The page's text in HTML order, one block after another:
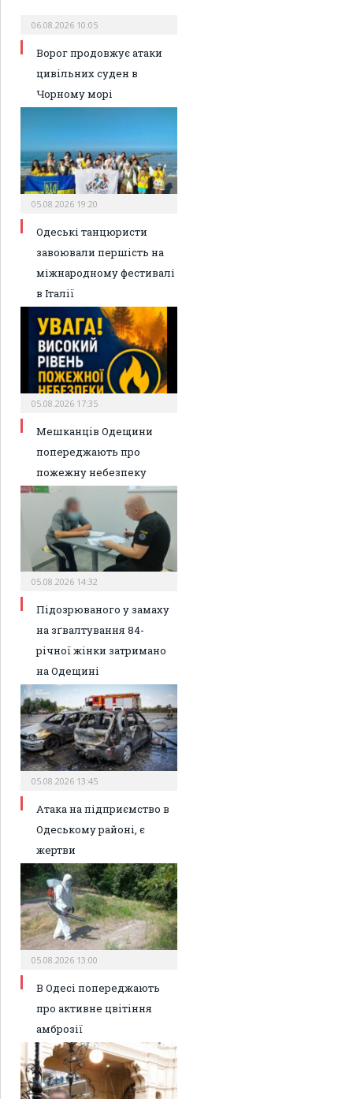
06.08.2026 10:05
Ворог продовжує атаки
цивільних суден в
Чорному морі
05.08.2026 19:20
Одеські танцюристи
завоювали першість на
міжнародному фестивалі
в Італії
05.08.2026 17:35
Мешканців Одещини
попереджають про
пожежну небезпеку
05.08.2026 14:32
Підозрюваного у замаху
на зґвалтування 84-
річної жінки затримано
на Одещині
05.08.2026 13:45
Атака на підприємство в
Одеському районі, є
жертви
05.08.2026 13:00
В Одесі попереджають
про активне цвітіння
амброзії